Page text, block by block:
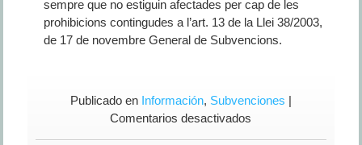
sempre que no estiguin afectades per cap de les
prohibicions contingudes a l’art. 13 de la Llei 38/2003,
de 17 de novembre General de Subvencions.
Publicado en Información, Subvenciones |
Comentarios desactivados